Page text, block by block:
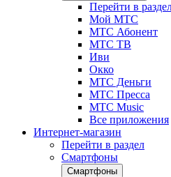
Перейти в
Мой МТС
МТС Абонент
МТС ТВ
Иви
Окко
МТС Деньги
МТС Пресса
МТС Music
Все приложения
Интернет-магазин
Перейти в раздел
Смартфоны
Смартфоны